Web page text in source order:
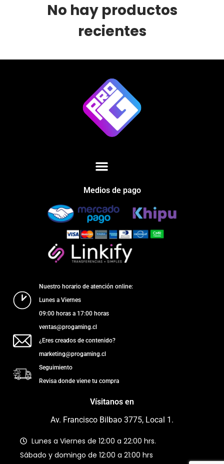
No hay productos
recientes
Medios de pago
Nuestro horario de atención online:
Lunes a Viernes
09:00 horas a 17:00 horas
ventas@progaming.cl
¿Eres creados de contenido?
marketing@progaming.cl
Seguimiento
Revisa donde viene tu compra
Vísitanos en
Av. Francisco Bilbao 3775, Local 1.
Lunes a Viernes de 12:00 a 22:00 hrs.
Sábado y domingo de 12:00 a 21:00 hrs